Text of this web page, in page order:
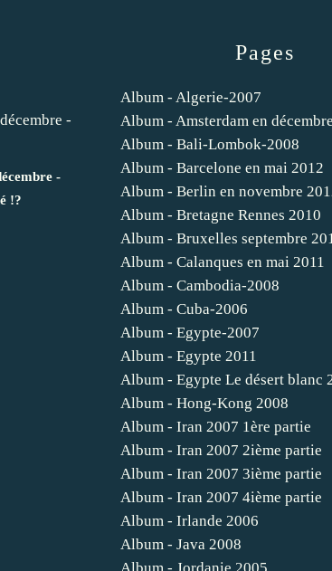
-
!?
Pages
Album - Algerie-2007
Album - Amsterdam en
Album - Bali-Lombok-2008
Album - Barcelone en mai 2012
Album - Berlin en novembre
Album - Bretagne Rennes 2010
Album - Bruxelles septembre
Album - Calanques en mai 2011
Album - Cambodia-2008
Album - Cuba-2006
Album - Egypte-2007
Album - Egypte 2011
Album - Egypte Le désert blanc
Album - Hong-Kong 2008
Album - Iran 2007 1ère partie
Album - Iran 2007 2ième partie
Album - Iran 2007 3ième partie
Album - Iran 2007 4ième partie
Album - Irlande 2006
Album - Java 2008